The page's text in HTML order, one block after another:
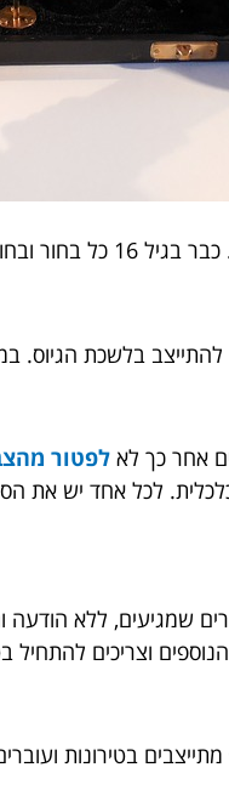
לפי החוק במדינת
בלשכת הגיוס.
אחר כך לא לפטור
לכל אחד יש את
שמגיעים, ללא
וצריכים
מתייצבים בטירונות